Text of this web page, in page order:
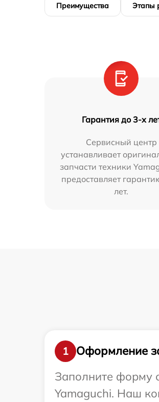
Преимущества Этапы
Гарантия до 3-х
Сервисный центр
устанавливает
запчасти техники
предоставляет
лет.
1
Оформление
Заполните форму
Yamaguchi. Наш